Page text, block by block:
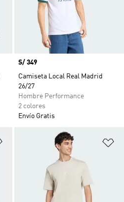
Precio
S/ 349
Camiseta Local Real Madrid
26/27
Hombre Performance
2 colores
Envío Gratis
Añadir a la lista de deseos